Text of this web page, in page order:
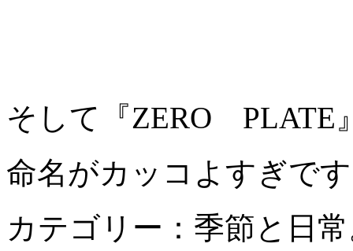
そして『ZERO PLATE
命名がカッコよすぎで
カテゴリー：季節と日